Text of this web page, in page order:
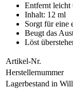
Entfernt leicht
Inhalt: 12 ml
Sorgt für eine
Beugt das
Löst
Artikel-Nr.
Herstellernummer
Lagerbestand in